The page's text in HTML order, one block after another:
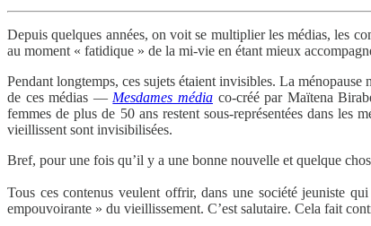
Depuis quelques années, on voit se multiplier les médias, les
au moment « fatidique » de la mi-vie en étant mieux
Pendant longtemps, ces sujets étaient invisibles. La
de ces médias — Mesdames médiaco-créé par Maïtena
femmes de plus de 50 ans restent sous-représentées dans les
vieillissent sont invisibilisées.
Bref, pour une fois qu’il y a une bonne nouvelle et quelque
Tous ces contenus veulent offrir, dans une société jeuniste
empouvoirante » du vieillissement. C’est salutaire. Cela fait